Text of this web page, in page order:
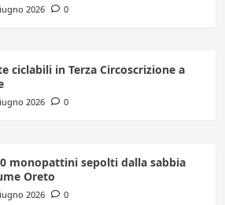
2026 0
ciclabili in Terza Circoscrizione a
2026 0
monopattini sepolti dalla sabbia
Oreto
2026 0